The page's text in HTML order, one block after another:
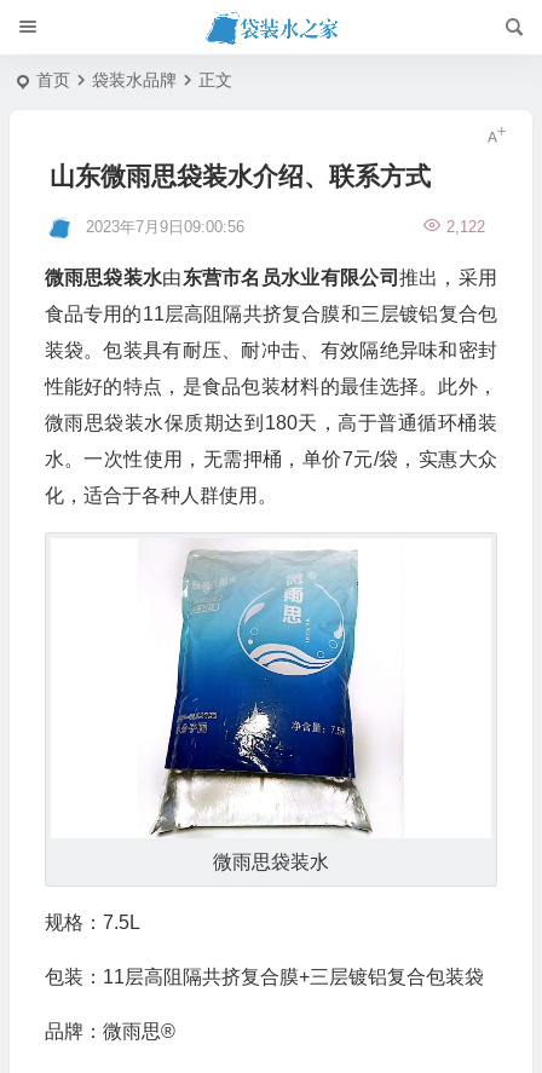
首页 袋装水品牌 正文
山东微雨思袋装水介绍、联系方式
2023年7月9日09:00:56 2,122
微雨思袋装水由东营市名员水业有限公司 推出，采用
食品专用的11层高阻隔共挤复合膜和三层镀铝复合包
装袋。包装具有耐压、耐冲击、有效隔绝异味和密封
性能好的特点，是食品包装材料的最佳选择。此外，
微雨思袋装水保质期达到180天，高于普通循环桶装
水。一次性使用，无需押桶，单价7元/袋，实惠大众
化，适合于各种人群使用。
微雨思袋装水
规格：7.5L
包装：11层高阻隔共挤复合膜+三层镀铝复合包装袋
品牌：微雨思®